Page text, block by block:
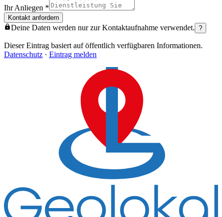
Ihr Anliegen *
Kontakt anfordern
Deine Daten werden nur zur Kontaktaufnahme verwendet. ?
Dieser Eintrag basiert auf öffentlich verfügbaren Informationen.
Datenschutz · Eintrag melden